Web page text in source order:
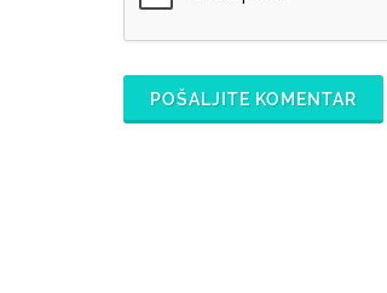
POŠALJITE KOMENTAR